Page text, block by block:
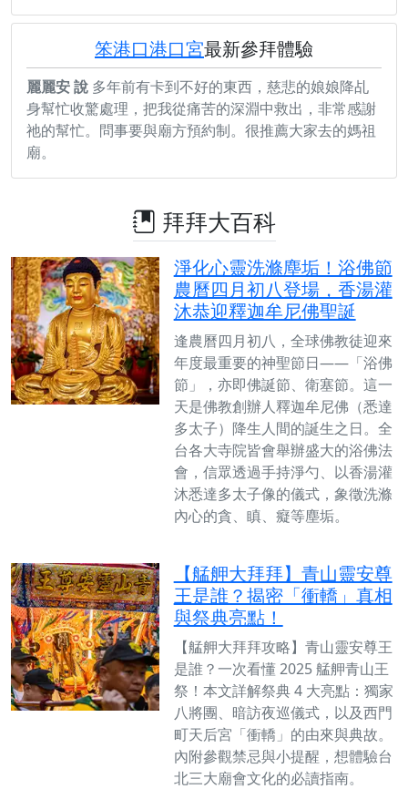
笨港口港口宮最新參拜體驗
麗麗安 說 多年前有卡到不好的東西，慈悲的娘娘降乩
身幫忙收驚處理，把我從痛苦的深淵中救出，非常感謝
祂的幫忙。問事要與廟方預約制。很推薦大家去的媽祖
廟。
拜拜大百科
淨化心靈洗滌塵垢！浴佛節
農曆四月初八登場，香湯灌
沐恭迎釋迦牟尼佛聖誕
逢農曆四月初八，全球佛教徒迎來
年度最重要的神聖節日——「浴佛
節」，亦即佛誕節、衛塞節。這一
天是佛教創辦人釋迦牟尼佛（悉達
多太子）降生人間的誕生之日。全
台各大寺院皆會舉辦盛大的浴佛法
會，信眾透過手持淨勺、以香湯灌
沐悉達多太子像的儀式，象徵洗滌
內心的貪、瞋、癡等塵垢。
【艋舺大拜拜】青山靈安尊
王是誰？揭密「衝轎」真相
與祭典亮點！
【艋舺大拜拜攻略】青山靈安尊王
是誰？一次看懂 2025 艋舺青山王
祭！本文詳解祭典 4 大亮點：獨家
八將團、暗訪夜巡儀式，以及西門
町天后宮「衝轎」的由來與典故。
內附參觀禁忌與小提醒，想體驗台
北三大廟會文化的必讀指南。